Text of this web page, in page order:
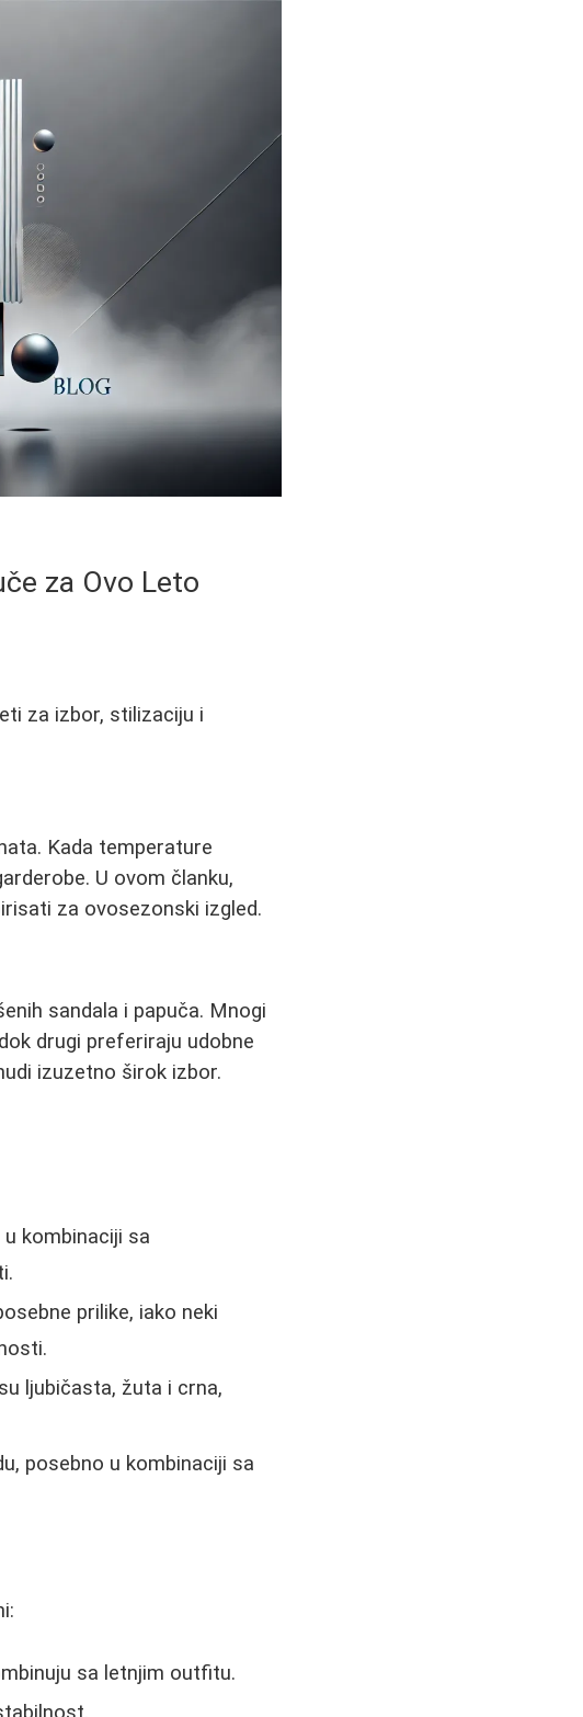
za Ovo Leto
za izbor, stilizaciju i
Kada temperature
U ovom članku,
za ovosezonski izgled.
sandala i papuča. Mnogi
drugi preferiraju udobne
izuzetno širok izbor.
kombinaciji sa
prilike, iako neki
ljubičasta, žuta i crna,
posebno u kombinaciji sa
sa letnjim outfitu.